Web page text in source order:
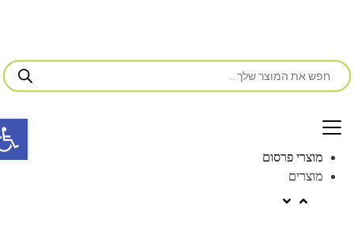
פתח
מוצרי פרסום
מוצרים